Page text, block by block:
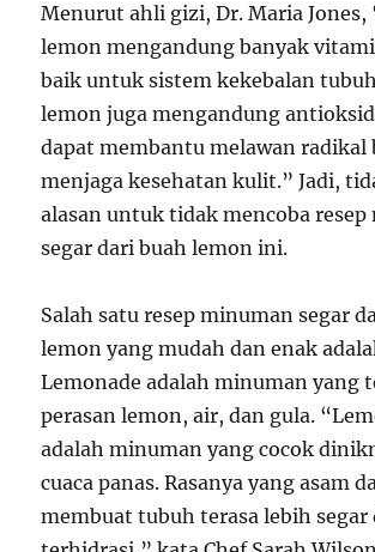
Menurut ahli gizi, Dr. Maria Jones,
lemon mengandung banyak
baik untuk sistem kekebalan
lemon juga mengandung
dapat membantu melawan radikal
menjaga kesehatan kulit.” Jadi,
alasan untuk tidak mencoba
segar dari buah lemon ini.
Salah satu resep minuman segar
lemon yang mudah dan enak
Lemonade adalah minuman yang
perasan lemon, air, dan gula.
adalah minuman yang cocok
cuaca panas. Rasanya yang asam
membuat tubuh terasa lebih segar